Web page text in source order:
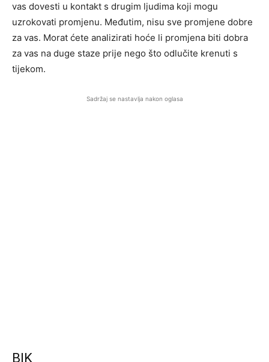
vas dovesti u kontakt s drugim ljudima koji mogu
uzrokovati promjenu. Međutim, nisu sve promjene dobre
za vas. Morat ćete analizirati hoće li promjena biti dobra
za vas na duge staze prije nego što odlučite krenuti s
tijekom.
Sadržaj se nastavlja nakon oglasa
BIK